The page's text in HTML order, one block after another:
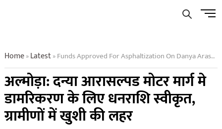
Menu
Home»Latest»Funds Approved For Asphaltization On Danya Arasalpad Motorway
अल्मोड़ा: दन्या आरासल्पड मोटर मार्ग मे
डामरिकरण के लिए धनराशि स्वीकृत,
ग्रामीणों में खुशी की लहर